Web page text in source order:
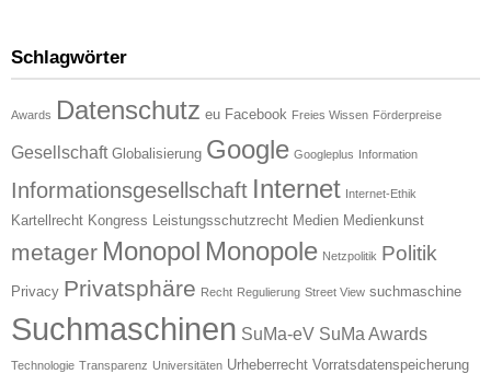
Schlagwörter
Awards Datenschutz eu Facebook Freies Wissen Förderpreise
Gesellschaft Globalisierung Google Googleplus Information
Informationsgesellschaft Internet Internet-Ethik
Kartellrecht Kongress Leistungsschutzrecht Medien Medienkunst
metager Monopol Monopole Netzpolitik Politik
Privacy Privatsphäre Recht Regulierung Street View suchmaschine
Suchmaschinen SuMa-eV SuMa Awards
Technologie Transparenz Universitäten Urheberrecht Vorratsdatenspeicherung